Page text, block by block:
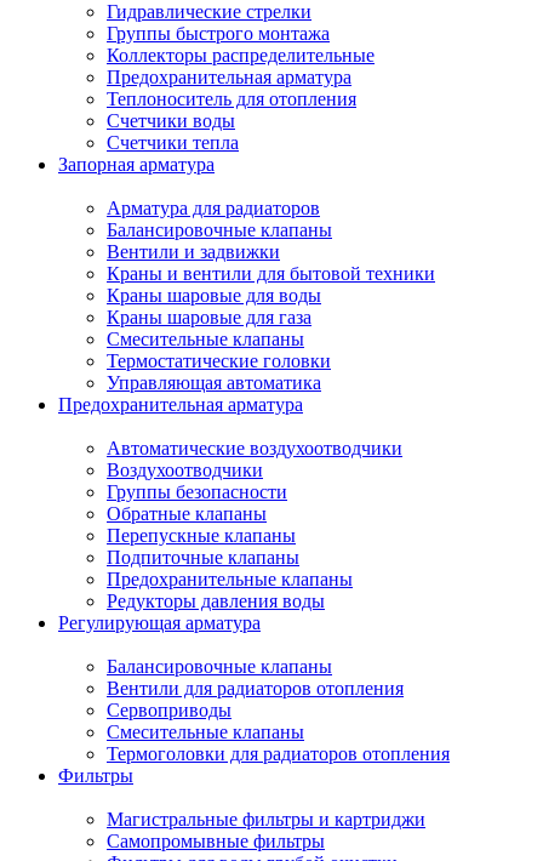
Гидравлические стрелки
Группы быстрого монтажа
Коллекторы распределительные
Предохранительная арматура
Теплоноситель для отопления
Счетчики воды
Счетчики тепла
Запорная арматура
Арматура для радиаторов
Балансировочные клапаны
Вентили и задвижки
Краны и вентили для бытовой техники
Краны шаровые для воды
Краны шаровые для газа
Смесительные клапаны
Термостатические головки
Управляющая автоматика
Предохранительная арматура
Автоматические воздухоотводчики
Воздухоотводчики
Группы безопасности
Обратные клапаны
Перепускные клапаны
Подпиточные клапаны
Предохранительные клапаны
Редукторы давления воды
Регулирующая арматура
Балансировочные клапаны
Вентили для радиаторов отопления
Сервоприводы
Смесительные клапаны
Термоголовки для радиаторов отопления
Фильтры
Магистральные фильтры и картриджи
Самопромывные фильтры